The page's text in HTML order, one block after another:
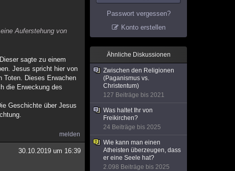
Auferstehung von
sagte zu einem
Jesus spricht hier von
Toten. Dieses Erwachen
die Erweckung des
Geschichte über Jesus
melden
30.10.2019 um 16:39
Passwort vergessen?
Konto erstellen
Ähnliche Diskussionen
Zwischen den Religionen
(Paganismus vs.
Christentum)
127 Beiträge bis 2021
Was haltet Ihr von
Freikirchen?
24 Beiträge bis 2025
Wie kann man einen
Atheisten überzeugen, dass
er eine Seele hat?
2.098 Beiträge bis 2025